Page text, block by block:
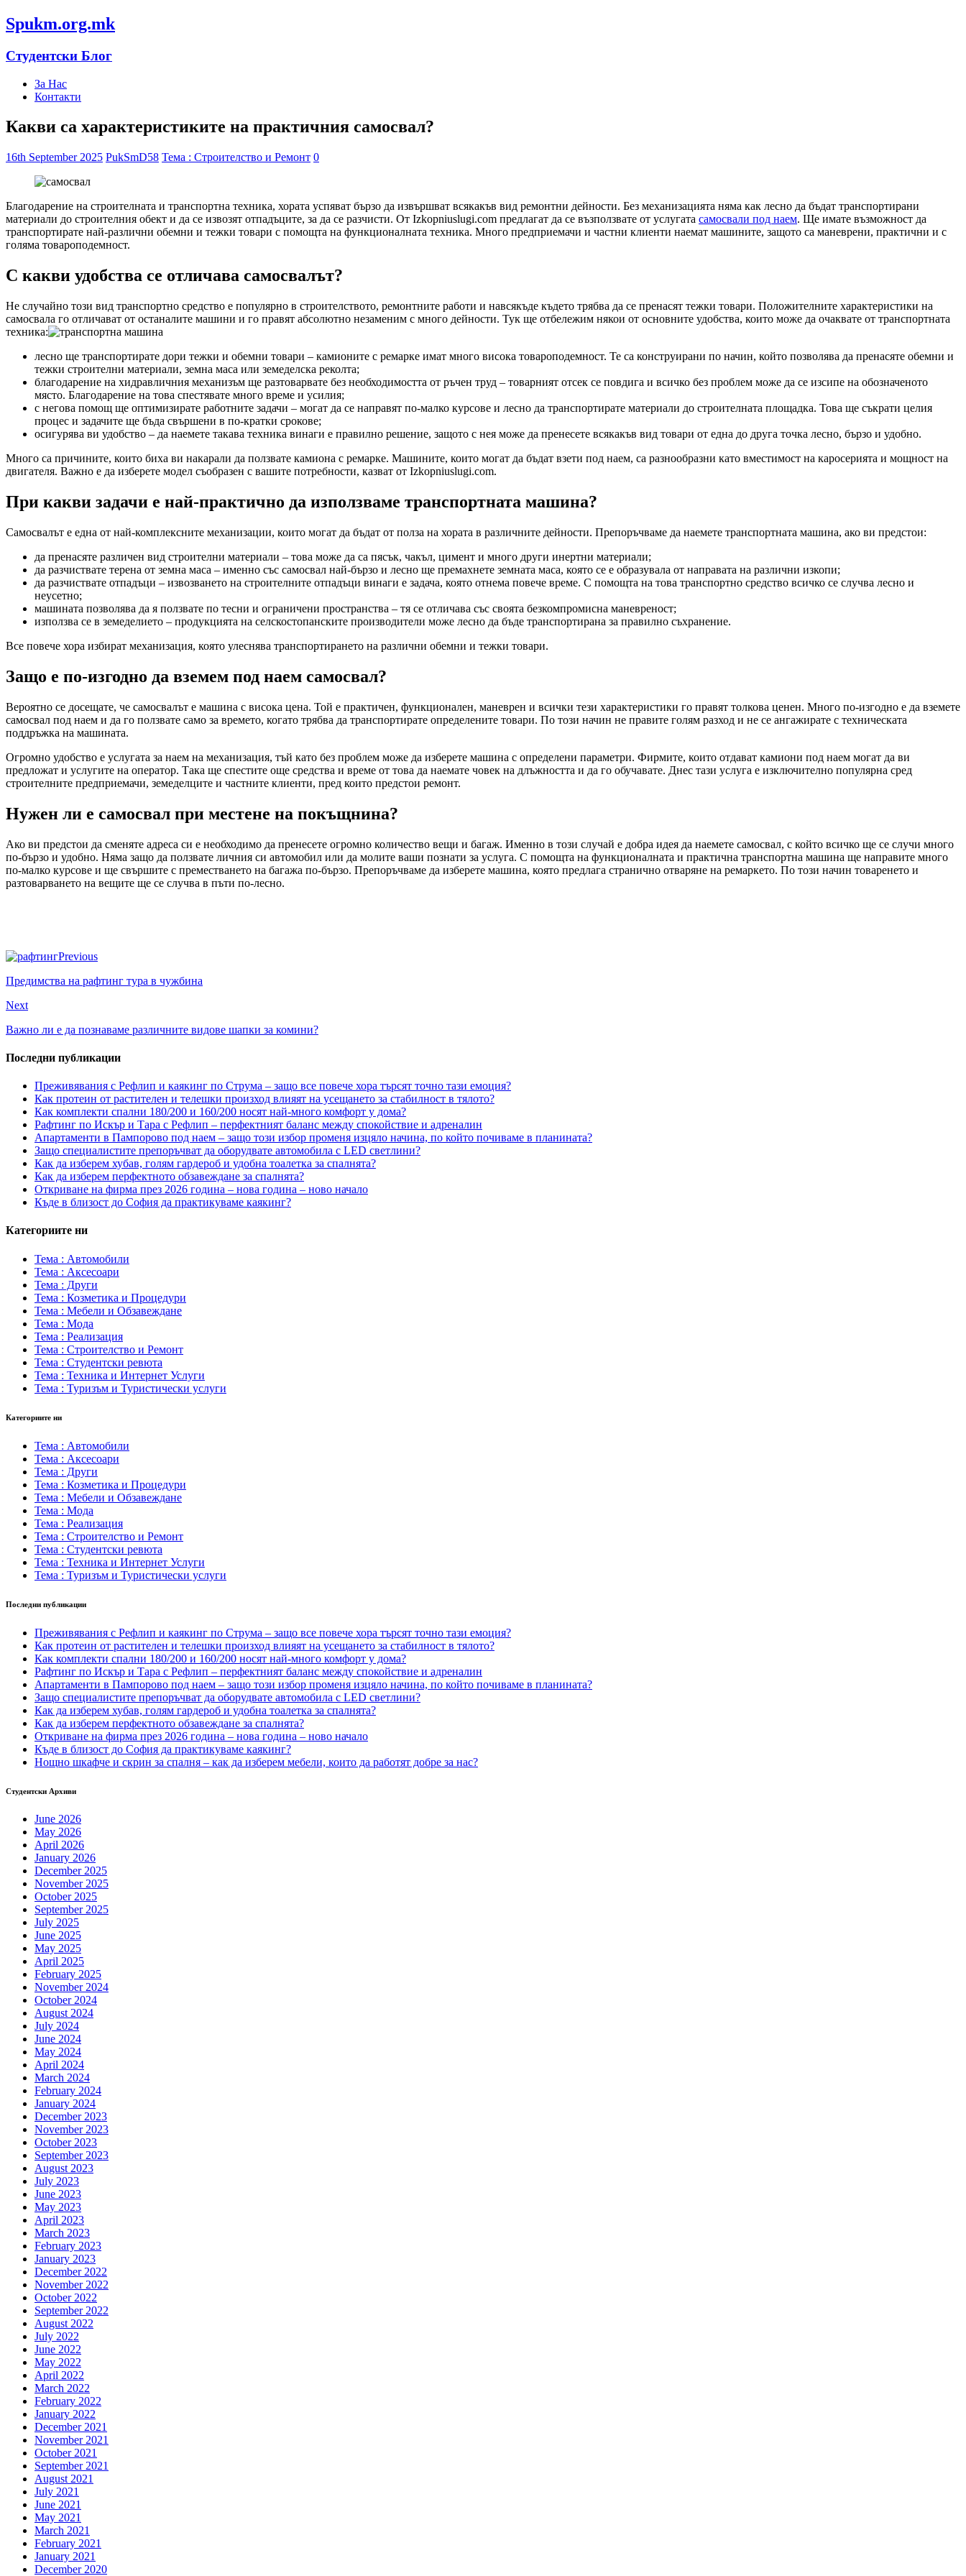
Spukm.org.mk
Студентски Блог
За Нас
Контакти
Какви са характеристиките на практичния самосвал?
16th September 2025 PukSmD58 Тема : Строителство и Ремонт 0
Благодарение на строителната и транспортна техника, хората успяват бързо да извършват всякакъв вид ремонтни дейности. Без механизацията няма как лесно да бъдат транспортирани
материали до строителния обект и да се извозят отпадъците, за да се разчисти. От Izkopniuslugi.com предлагат да се възползвате от услугата самосвали под наем. Ще имате възможност да
транспортирате най-различни обемни и тежки товари с помощта на функционалната техника. Много предприемачи и частни клиенти наемат машините, защото са маневрени, практични и с
голяма товароподемност.
С какви удобства се отличава самосвалът?
Не случайно този вид транспортно средство е популярно в строителството, ремонтните работи и навсякъде където трябва да се пренасят тежки товари. Положителните характеристики на
самосвала го отличават от останалите машини и го правят абсолютно незаменим с много дейности. Тук ще отбележим някои от основните удобства, които може да очаквате от транспортната
техника:
лесно ще транспортирате дори тежки и обемни товари – камионите с ремарке имат много висока товароподемност. Те са конструирани по начин, който позволява да пренасяте обемни и
тежки строителни материали, земна маса или земеделска реколта;
благодарение на хидравличния механизъм ще разтоварвате без необходимостта от ръчен труд – товарният отсек се повдига и всичко без проблем може да се изсипе на обозначеното
място. Благодарение на това спестявате много време и усилия;
с негова помощ ще оптимизирате работните задачи – могат да се направят по-малко курсове и лесно да транспортирате материали до строителната площадка. Това ще съкрати целия
процес и задачите ще бъда свършени в по-кратки срокове;
осигурява ви удобство – да наемете такава техника винаги е правилно решение, защото с нея може да пренесете всякакъв вид товари от една до друга точка лесно, бързо и удобно.
Много са причините, които биха ви накарали да ползвате камиона с ремарке. Машините, които могат да бъдат взети под наем, са разнообразни като вместимост на каросерията и мощност на
двигателя. Важно е да изберете модел съобразен с вашите потребности, казват от Izkopniuslugi.com.
При какви задачи е най-практично да използваме транспортната машина?
Самосвалът е една от най-комплексните механизации, които могат да бъдат от полза на хората в различните дейности. Препоръчваме да наемете транспортната машина, ако ви предстои:
да пренасяте различен вид строителни материали – това може да са пясък, чакъл, цимент и много други инертни материали;
да разчиствате терена от земна маса – именно със самосвал най-бързо и лесно ще премахнете земната маса, която се е образувала от направата на различни изкопи;
да разчиствате отпадъци – извозването на строителните отпадъци винаги е задача, която отнема повече време. С помощта на това транспортно средство всичко се случва лесно и
неусетно;
машината позволява да я ползвате по тесни и ограничени пространства – тя се отличава със своята безкомпромисна маневреност;
използва се в земеделието – продукцията на селскостопанските производители може лесно да бъде транспортирана за правилно съхранение.
Все повече хора избират механизация, която улеснява транспортирането на различни обемни и тежки товари.
Защо е по-изгодно да вземем под наем самосвал?
Вероятно се досещате, че самосвалът е машина с висока цена. Той е практичен, функционален, маневрен и всички тези характеристики го правят толкова ценен. Много по-изгодно е да вземете
самосвал под наем и да го ползвате само за времето, когато трябва да транспортирате определените товари. По този начин не правите голям разход и не се ангажирате с техническата
поддръжка на машината.
Огромно удобство е услугата за наем на механизация, тъй като без проблем може да изберете машина с определени параметри. Фирмите, които отдават камиони под наем могат да ви
предложат и услугите на оператор. Така ще спестите още средства и време от това да наемате човек на длъжността и да го обучавате. Днес тази услуга е изключително популярна сред
строителните предприемачи, земеделците и частните клиенти, пред които предстои ремонт.
Нужен ли е самосвал при местене на покъщнина?
Ако ви предстои да сменяте адреса си е необходимо да пренесете огромно количество вещи и багаж. Именно в този случай е добра идея да наемете самосвал, с който всичко ще се случи много
по-бързо и удобно. Няма защо да ползвате личния си автомобил или да молите ваши познати за услуга. С помощта на функционалната и практична транспортна машина ще направите много
по-малко курсове и ще свършите с преместването на багажа по-бързо. Препоръчваме да изберете машина, която предлага странично отваряне на ремаркето. По този начин товаренето и
разтоварването на вещите ще се случва в пъти по-лесно.
Previous
Предимства на рафтинг тура в чужбина
Next
Важно ли е да познаваме различните видове шапки за комини?
Последни публикации
Преживявания с Рефлип и каякинг по Струма – защо все повече хора търсят точно тази емоция?
Как протеин от растителен и телешки произход влияят на усещането за стабилност в тялото?
Как комплекти спални 180/200 и 160/200 носят най-много комфорт у дома?
Рафтинг по Искър и Тара с Рефлип – перфектният баланс между спокойствие и адреналин
Апартаменти в Пампорово под наем – защо този избор променя изцяло начина, по който почиваме в планината?
Защо специалистите препоръчват да оборудвате автомобила с LED светлини?
Как да изберем хубав, голям гардероб и удобна тоалетка за спалнята?
Как да изберем перфектното обзавеждане за спалнята?
Откриване на фирма през 2026 година – нова година – ново начало
Къде в близост до София да практикуваме каякинг?
Категориите ни
Тема : Автомобили
Тема : Аксесоари
Тема : Други
Тема : Козметика и Процедури
Тема : Мебели и Обзавеждане
Тема : Мода
Тема : Реализация
Тема : Строителство и Ремонт
Тема : Студентски ревюта
Тема : Техника и Интернет Услуги
Тема : Туризъм и Туристически услуги
Категориите ни
Тема : Автомобили
Тема : Аксесоари
Тема : Други
Тема : Козметика и Процедури
Тема : Мебели и Обзавеждане
Тема : Мода
Тема : Реализация
Тема : Строителство и Ремонт
Тема : Студентски ревюта
Тема : Техника и Интернет Услуги
Тема : Туризъм и Туристически услуги
Последни публикации
Преживявания с Рефлип и каякинг по Струма – защо все повече хора търсят точно тази емоция?
Как протеин от растителен и телешки произход влияят на усещането за стабилност в тялото?
Как комплекти спални 180/200 и 160/200 носят най-много комфорт у дома?
Рафтинг по Искър и Тара с Рефлип – перфектният баланс между спокойствие и адреналин
Апартаменти в Пампорово под наем – защо този избор променя изцяло начина, по който почиваме в планината?
Защо специалистите препоръчват да оборудвате автомобила с LED светлини?
Как да изберем хубав, голям гардероб и удобна тоалетка за спалнята?
Как да изберем перфектното обзавеждане за спалнята?
Откриване на фирма през 2026 година – нова година – ново начало
Къде в близост до София да практикуваме каякинг?
Нощно шкафче и скрин за спалня – как да изберем мебели, които да работят добре за нас?
Студентски Архиви
June 2026
May 2026
April 2026
January 2026
December 2025
November 2025
October 2025
September 2025
July 2025
June 2025
May 2025
April 2025
February 2025
November 2024
October 2024
August 2024
July 2024
June 2024
May 2024
April 2024
March 2024
February 2024
January 2024
December 2023
November 2023
October 2023
September 2023
August 2023
July 2023
June 2023
May 2023
April 2023
March 2023
February 2023
January 2023
December 2022
November 2022
October 2022
September 2022
August 2022
July 2022
June 2022
May 2022
April 2022
March 2022
February 2022
January 2022
December 2021
November 2021
October 2021
September 2021
August 2021
July 2021
June 2021
May 2021
March 2021
February 2021
January 2021
December 2020